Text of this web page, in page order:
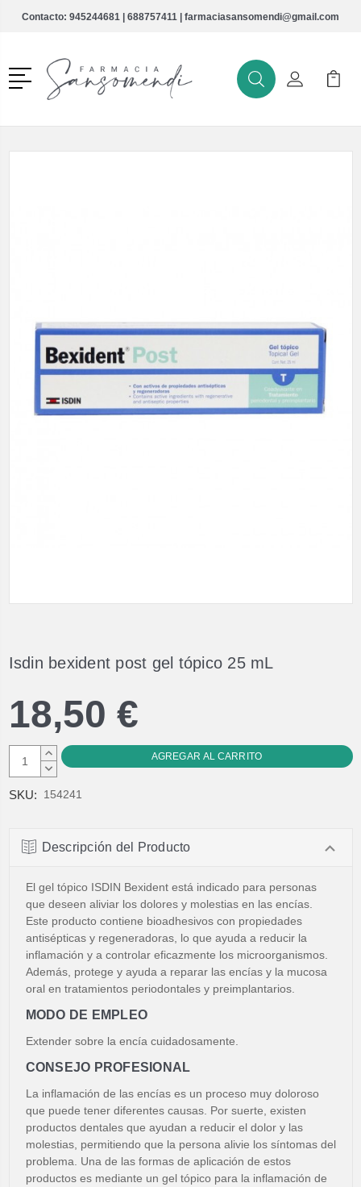
Contacto: 945244681 | 688757411 | farmaciasansomendi@gmail.com
Menú
BuscarMi Cuenta
Mi
Isdin bexident post gel tópico 25 mL
18,50 €
AUMENTAR
CANTIDAD:
DISMINUIR
SKU: 154241
Descripción del Producto
El gel tópico ISDIN Bexident está indicado para personas
que deseen aliviar los dolores y molestias en las encías.
Este producto contiene bioadhesivos con propiedades
antisépticas y regeneradoras, lo que ayuda a reducir la
inflamación y a controlar eficazmente los microorganismos.
Además, protege y ayuda a reparar las encías y la mucosa
oral en tratamientos periodontales y preimplantarios.
MODO DE EMPLEO
Extender sobre la encía cuidadosamente.
CONSEJO PROFESIONAL
La inflamación de las encías es un proceso muy doloroso
que puede tener diferentes causas. Por suerte, existen
productos dentales que ayudan a reducir el dolor y las
molestias, permitiendo que la persona alivie los síntomas del
problema. Una de las formas de aplicación de estos
productos es mediante un gel tópico para la inflamación de